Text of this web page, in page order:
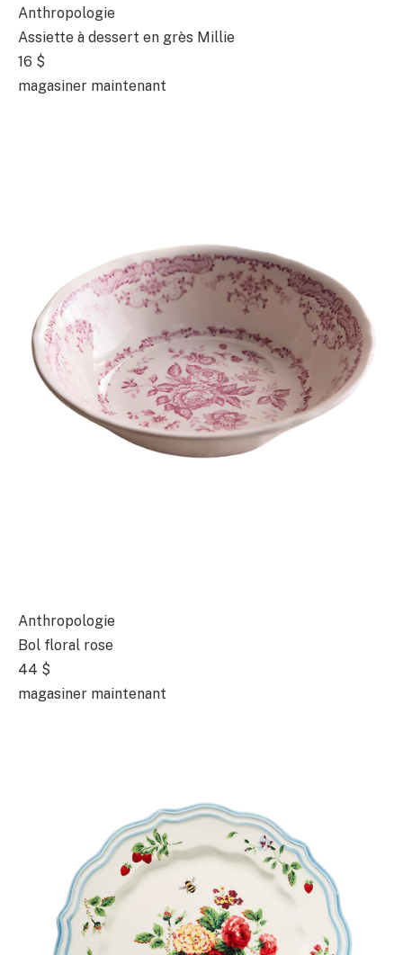
Anthropologie
Assiette à dessert en grès Millie
16 $
magasiner maintenant
Anthropologie
Bol floral rose
44 $
magasiner maintenant